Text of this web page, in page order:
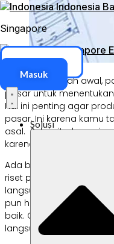
Indonesia
Singapore
Singapore
Masuk
Solusi
Sebagai langkah awal,
pasar untuk
Hal ini penting agar
pasar. Ini karena kamu
asal. Selain itu, kamu
karena keinginan sendiri.
Ada beberapa cara
riset pasar, yaitu melalui
langsung bertanya
pun harus mampu
baik. Caranya bisa
langsung